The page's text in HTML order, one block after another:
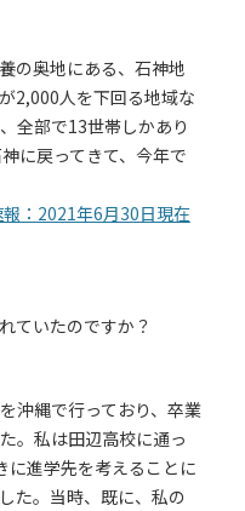
の奥地にある、石神地
2,000人を下回る地域な
全部で13世帯しかあり
に戻ってきて、今年で
：2021年6月30日現在
ていたのですか？
沖縄で行っており、卒業
。私は田辺高校に通っ
に進学先を考えることに
た。当時、既に、私の